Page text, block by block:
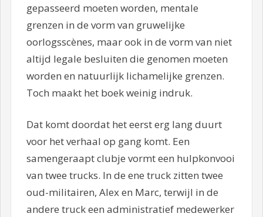
gepasseerd moeten worden, mentale
grenzen in de vorm van gruwelijke
oorlogsscènes, maar ook in de vorm van niet
altijd legale besluiten die genomen moeten
worden en natuurlijk lichamelijke grenzen.
Toch maakt het boek weinig indruk.
Dat komt doordat het eerst erg lang duurt
voor het verhaal op gang komt. Een
samengeraapt clubje vormt een hulpkonvooi
van twee trucks. In de ene truck zitten twee
oud-militairen, Alex en Marc, terwijl in de
andere truck een administratief medewerker